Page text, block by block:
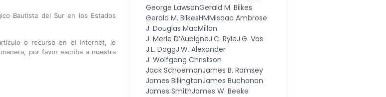
Bautista del Sur en los Estados
o recurso en el Internet, le
por favor escriba a nuestra
George LawsonGerald M. Bilkes
Gerald M. BilkesHMMIsaac Ambrose
J. Douglas MacMillan
J. Merle D’AubigneJ.C. RyleJ.G. Vos
J.L. DaggJ.W. Alexander
J. Wolfgang Christson
Jack SchoemanJames B. Ramsey
James BillingtonJames Buchanan
James SmithJames W. Beeke